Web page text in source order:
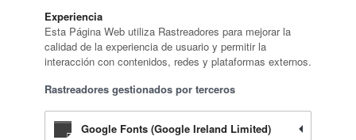
Experiencia
Esta Página Web utiliza Rastreadores para mejorar la
calidad de la experiencia de usuario y permitir la
interacción con contenidos, redes y plataformas externos.
Rastreadores gestionados por terceros
Google Fonts (Google Ireland Limited)